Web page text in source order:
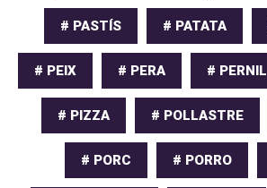
# PASTÍS # PATATA
# PEIX # PERA # PERNIL
# PIZZA # POLLASTRE
# PORC # PORRO